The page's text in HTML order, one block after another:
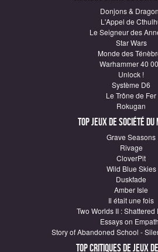
Donjons &
L'Appel de
Le Seigneur des
Star Wars
Monde des
Warhammer 40
Unlock !
Système D6
Le Trône de Fer
Rokugan
Top Jeux de société du
Grave Seasons
Rivage
CloverPit
Wild Blue Skies
Duskfade
Amber Isle
Il était une fois
Two Worlds II : Shattered
Essays on
Story of Abandoned School -
Top critiques de Jeux